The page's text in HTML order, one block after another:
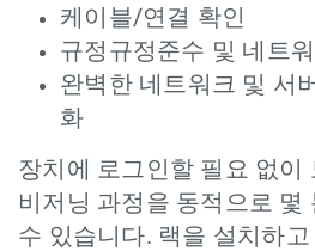
케이블/연결 확인
규정규정준수 및 네트
완벽한 네트워크 및 서
화
장치에 로그인할 필요 없이
비저닝 과정을 동적으로 몇
수 있습니다. 랙을 설치하